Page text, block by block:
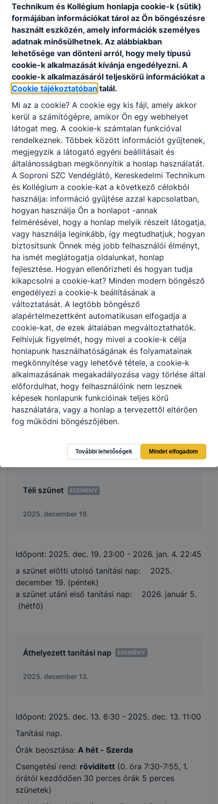
Pályaalkalmassági és egészségügyi
vizsgálat
ESEMÉNY
2026. március 2.
Időpont: 2026. márc. 2. 7:00- 2026. márc. 11.
11:00
A 2026/2027 tanévre hozzánk jelentkező tanulók
részére
Később közzétett beosztás szerint
Kapcsolódó oldalunk
Szülői értekezlet (minden évfolyam,
kivéve 11.B osztály)
2026. február 5.
Időpont: 2026. febr. 5. 16:00
A terembeosztás az iskola folyosóján kerül
kifüggesztésre.
A 11.B osztály szülői értekezlete (dr.Szakály
Attilával) várhatóan 02.12-én kerül megtartásra.
Első félév vége ESEMÉNY
2026. január 22.
2026. jan. 22. 23:00
Téli szünet ESEMÉNY
2025. december 19.
Időpont: 2025. dec. 19. 23:00 - 2026. jan. 4. 22:45
a szünet előtti utolsó tanítási nap: 2025.
december 19. (péntek)
a szünet utáni első tanítási nap: 2026. január 5.
(hétfő)
Áthelyezett tanítási nap ESEMÉNY
2025. december 13.
Időpont: 2025. dec. 13. 6:30 - 2025. dec. 13. 11:00
Tanítási nap.
Órák beosztása: A hét - Szerda
Csengetési rend: rövidített (0. óra 7:30-7:55, 1.
órától kezdődően 30 perces órák 5 perces
szünetek)
Technikum és Kollégium honlapja cookie-k (sütik)
formájában információkat tárol az Ön böngészésre
használt eszközén, amely információk személyes
adatnak minősülhetnek. Az alábbiakban
lehetősége van dönteni arról, hogy mely típusú
cookie-k alkalmazását kívánja engedélyezni. A
cookie-k alkalmazásáról teljeskörű információkat a
Cookie tájékoztatóban talál.
Mi az a cookie? A cookie egy kis fájl, amely akkor
kerül a számítógépre, amikor Ön egy webhelyet
látogat meg. A cookie-k számtalan funkcióval
rendelkeznek. Többek között információt gyűjtenek,
megjegyzik a látogató egyéni beállításait és
általánosságban megkönnyítik a honlap használatát.
A Soproni SZC Vendéglátó, Kereskedelmi Technikum
és Kollégium a cookie-kat a következő célokból
használja: információ gyűjtése azzal kapcsolatban,
hogyan használja Ön a honlapot -annak
felmérésével, hogy a honlap melyik részeit látogatja,
vagy használja leginkább, így megtudhatjuk, hogyan
biztosítsunk Önnek még jobb felhasználói élményt,
ha ismét meglátogatja oldalunkat, honlap
fejlesztése. Hogyan ellenőrizheti és hogyan tudja
kikapcsolni a cookie-kat? Minden modern böngésző
engedélyezi a cookie-k beállításának a
változtatását. A legtöbb böngésző
alapértelmezettként automatikusan elfogadja a
cookie-kat, de ezek általában megváltoztathatók.
Felhívjuk figyelmét, hogy mivel a cookie-k célja
honlapunk használhatóságának és folyamatainak
megkönnyítése vagy lehetővé tétele, a cookie-k
alkalmazásának megakadályozása vagy törlése által
előfordulhat, hogy felhasználóink nem lesznek
képesek honlapunk funkcióinak teljes körű
használatára, vagy a honlap a tervezettől eltérően
fog működni böngészőjében.
További lehetőségek Mindet elfogadom